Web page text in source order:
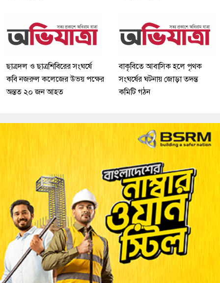
ছাত্রদল ও ছাত্রশিবিরের সংঘর্ষে
কবি নজরুল কলেজের উভয় পক্ষের
অন্তত ২০ জন আহত
বাকৃবিতে আবাসিক হলে পৃথক
সংঘর্ষের ঘটনায় জোড়া তদন্ত
কমিটি গঠন